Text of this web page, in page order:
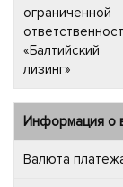
ограниченной
«Балтийский
лизинг»
Информация о
Валюта